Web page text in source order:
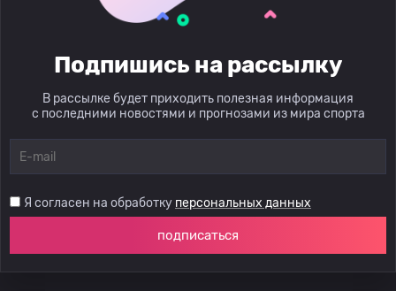
Подпишись на рассылку
В рассылке будет приходить полезная информация
с последними новостями и прогнозами из мира спорта
Я согласен на обработку персональных данных
подписаться